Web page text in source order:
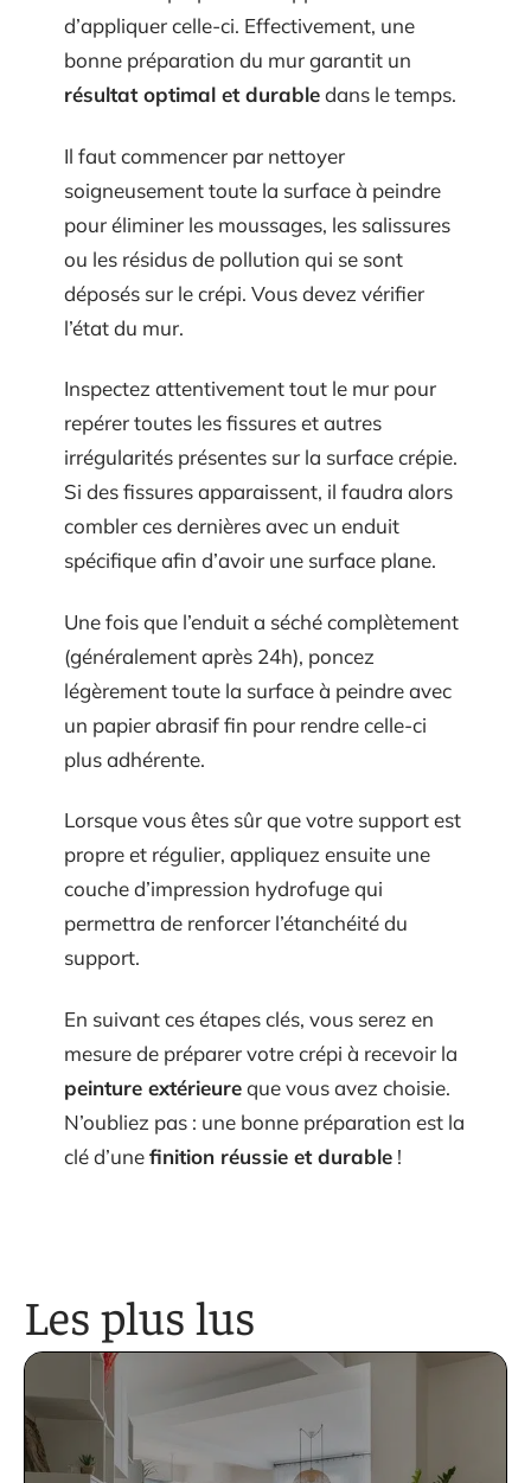
d’appliquer celle-ci. Effectivement, une
bonne préparation du mur garantit un
résultat optimal et durabledans le temps.
Il faut commencer par nettoyer
soigneusement toute la surface à peindre
pour éliminer les moussages, les salissures
ou les résidus de pollution qui se sont
déposés sur le crépi. Vous devez vérifier
l’état du mur.
Inspectez attentivement tout le mur pour
repérer toutes les fissures et autres
irrégularités présentes sur la surface crépie.
Si des fissures apparaissent, il faudra alors
combler ces dernières avec un enduit
spécifique afin d’avoir une surface plane.
Une fois que l’enduit a séché complètement
(généralement après 24h), poncez
légèrement toute la surface à peindre avec
un papier abrasif fin pour rendre celle-ci
plus adhérente.
Lorsque vous êtes sûr que votre support est
propre et régulier, appliquez ensuite une
couche d’impression hydrofuge qui
permettra de renforcer l’étanchéité du
support.
En suivant ces étapes clés, vous serez en
mesure de préparer votre crépi à recevoir la
peinture extérieureque vous avez choisie.
N’oubliez pas : une bonne préparation est la
clé d’unefinition réussie et durable !
Les plus lus